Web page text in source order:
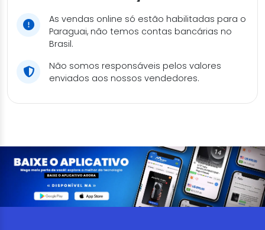
As vendas online só estão habilitadas para o
Paraguai, não temos contas bancárias no
Brasil.
Não somos responsáveis pelos valores
enviados aos nossos vendedores.